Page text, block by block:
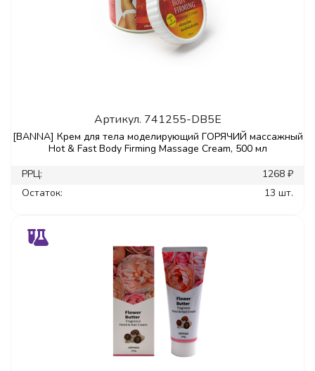
Артикул. 741255-DB5E
[BANNA] Крем для тела моделирующий ГОРЯЧИЙ массажный
Hot & Fast Body Firming Massage Cream, 500 мл
РРЦ:
1268 ₽
Остаток:
13 шт.